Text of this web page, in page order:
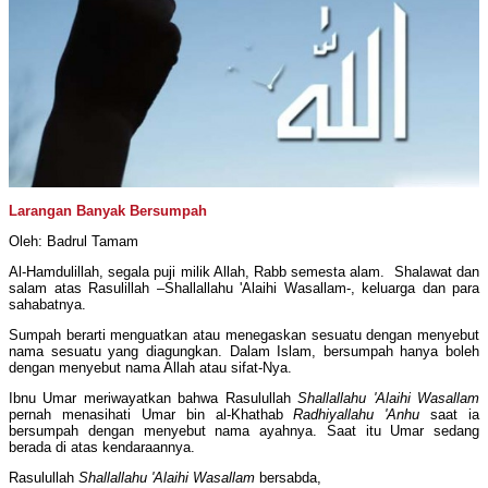
Larangan Banyak Bersumpah
Oleh: Badrul Tamam
Al-Hamdulillah, segala puji milik Allah, Rabb semesta alam. Shalawat dan
salam atas Rasulillah –Shallallahu 'Alaihi Wasallam-, keluarga dan para
sahabatnya.
Sumpah berarti menguatkan atau menegaskan sesuatu dengan menyebut
nama sesuatu yang diagungkan. Dalam Islam, bersumpah hanya boleh
dengan menyebut nama Allah atau sifat-Nya.
Ibnu Umar meriwayatkan bahwa RasulullahShallallahu 'Alaihi Wasallam
pernah menasihati Umar bin al-KhathabRadhiyallahu 'Anhusaat ia
bersumpah dengan menyebut nama ayahnya. Saat itu Umar sedang
berada di atas kendaraannya.
Rasulullah Shallallahu 'Alaihi Wasallam bersabda,